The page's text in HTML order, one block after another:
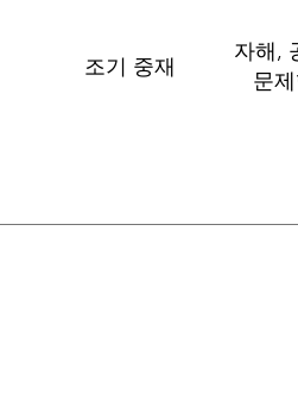
조기 중재
자해,
문